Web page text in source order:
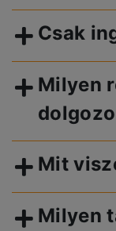
Csak
Milyen
Mit
Milyen